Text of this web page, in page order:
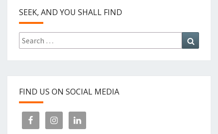
SEEK, AND YOU SHALL FIND
Search
for:
FIND US ON SOCIAL MEDIA